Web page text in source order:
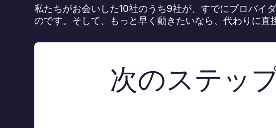
私たちがお会いした10社のうち9社が、すでにプロバイ
のです。そして、もっと早く動きたいなら、代わりに直
次のステッ